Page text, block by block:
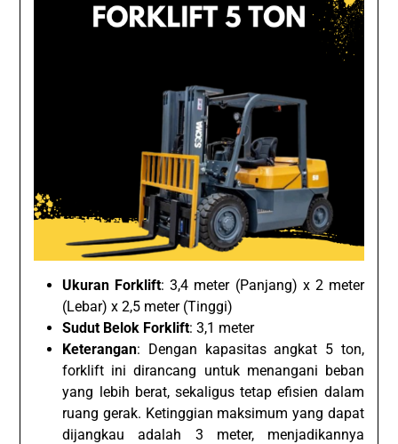
Ukuran Forklift: 3,4 meter (Panjang) x 2 meter
(Lebar) x 2,5 meter (Tinggi)
Sudut Belok Forklift: 3,1 meter
Keterangan: Dengan kapasitas angkat 5 ton,
forklift ini dirancang untuk menangani beban
yang lebih berat, sekaligus tetap efisien dalam
ruang gerak. Ketinggian maksimum yang dapat
dijangkau adalah 3 meter, menjadikannya